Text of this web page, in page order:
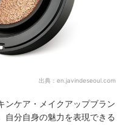
出典： en.javindeseoul.com
ンケア・メイクアップブラン
自分自身の魅力を表現できる